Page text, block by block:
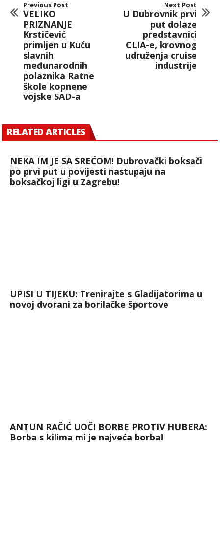
Previous Post
VELIKO
PRIZNANJE
Krstičević
primljen u Kuću
slavnih
međunarodnih
polaznika Ratne
škole kopnene
vojske SAD-a
Next Post
U Dubrovnik prvi
put dolaze
predstavnici
CLIA-e, krovnog
udruženja cruise
industrije
RELATED ARTICLES
NEKA IM JE SA SREĆOM! Dubrovački boksači
po prvi put u povijesti nastupaju na
boksačkoj ligi u Zagrebu!
UPISI U TIJEKU: Trenirajte s Gladijatorima u
novoj dvorani za borilačke športove
ANTUN RAČIĆ UOČI BORBE PROTIV HUBERA:
Borba s kilima mi je najveća borba!